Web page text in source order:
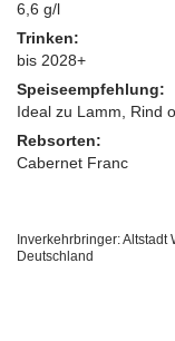
6,6 g/l
Trinken:
bis 2028+
Speiseempfehlung:
Ideal zu Lamm, Rind
Rebsorten:
Cabernet Franc
Inverkehrbringer:
Deutschland